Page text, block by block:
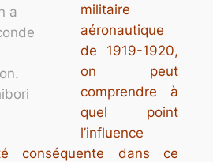
a
militaire
aéronautique
de 1919-1920,
on peut
comprendre à
quel point
l’influence
conséquente dans ce